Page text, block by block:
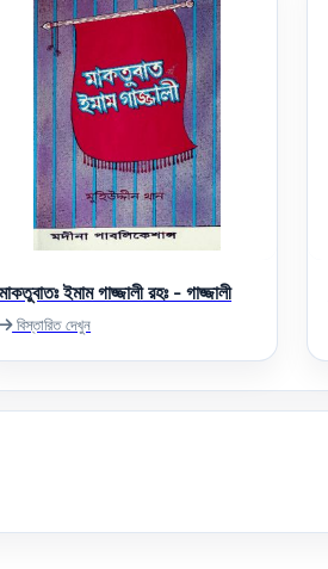
মাকতুবাতঃ ইমাম গাজ্জালী রহঃ - গাজ্জালী
বিস্তারিত দেখুন